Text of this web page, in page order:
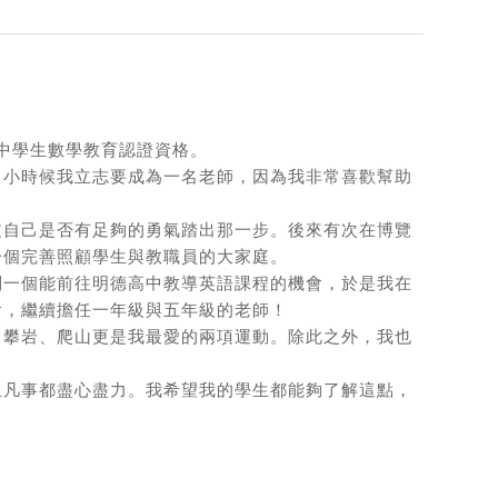
生數學教育認證資格。
時候我立志要成為一名老師，因為我非常喜歡幫助
己是否有足夠的勇氣踏出那一步。後來有次在博覽
完善照顧學生與教職員的大家庭。
個能前往明德高中教導英語課程的機會，於是我在
繼續擔任一年級與五年級的老師！
岩、爬山更是我最愛的兩項運動。除此之外，我也
事都盡心盡力。我希望我的學生都能夠了解這點，